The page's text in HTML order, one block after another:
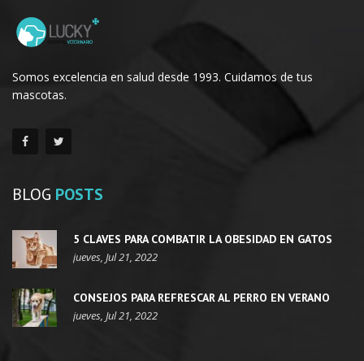
Somos excelencia en salud desde 1993. Cuidamos de tus
mascotas.
BLOG POSTS
5 CLAVES PARA COMBATIR LA OBESIDAD EN GATOS
jueves, Jul 21, 2022
CONSEJOS PARA REFRESCAR AL PERRO EN VERANO
jueves, Jul 21, 2022